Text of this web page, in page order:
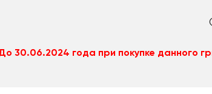
30.06.2024 года при покупке данного